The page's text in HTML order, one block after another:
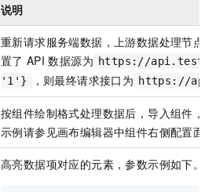
说明
重新请求服务端数据，上游数据处理节点
置了 API 数据源为 https://api.test
'1'} ，则最终请求接口为 https://
按组件绘制格式处理数据后，导入组件，
示例请参见画布编辑器中组件右侧配置面
高亮数据项对应的元素，参数示例如下。